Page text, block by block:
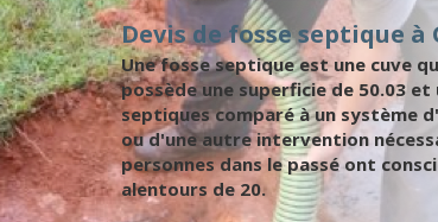
Devis de fosse septique
Une fosse septique est une cuve
possède une superficie de 50.03
septiques comparé à un système
ou d'une autre intervention
personnes dans le passé ont
alentours de 20.